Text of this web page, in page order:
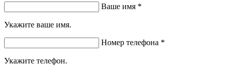
Ваше имя *
Укажите ваше имя.
Номер телефона *
Укажите телефон.